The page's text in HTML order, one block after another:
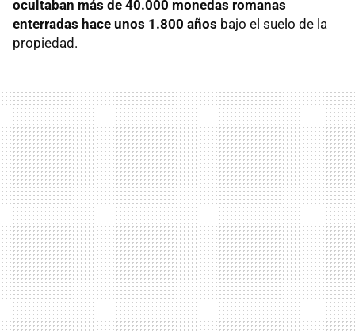
ocultaban más de 40.000 monedas romanas
enterradas hace unos 1.800 años bajo el suelo de la
propiedad.